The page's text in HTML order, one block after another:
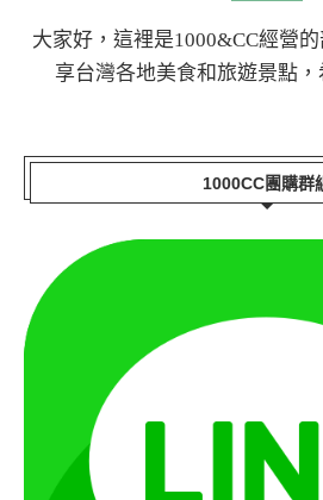
大家好，這裡是1000&CC經營
享台灣各地美食和旅遊景點
1000CC團購群